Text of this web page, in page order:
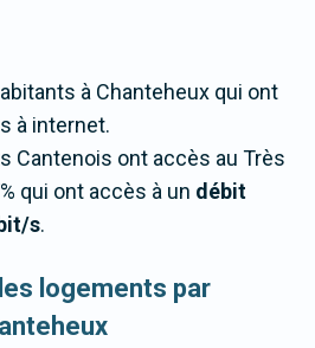
à Chanteheux qui ont
à internet.
Cantenois ont accès au Très
qui ont accès à un débit
s.
logements par